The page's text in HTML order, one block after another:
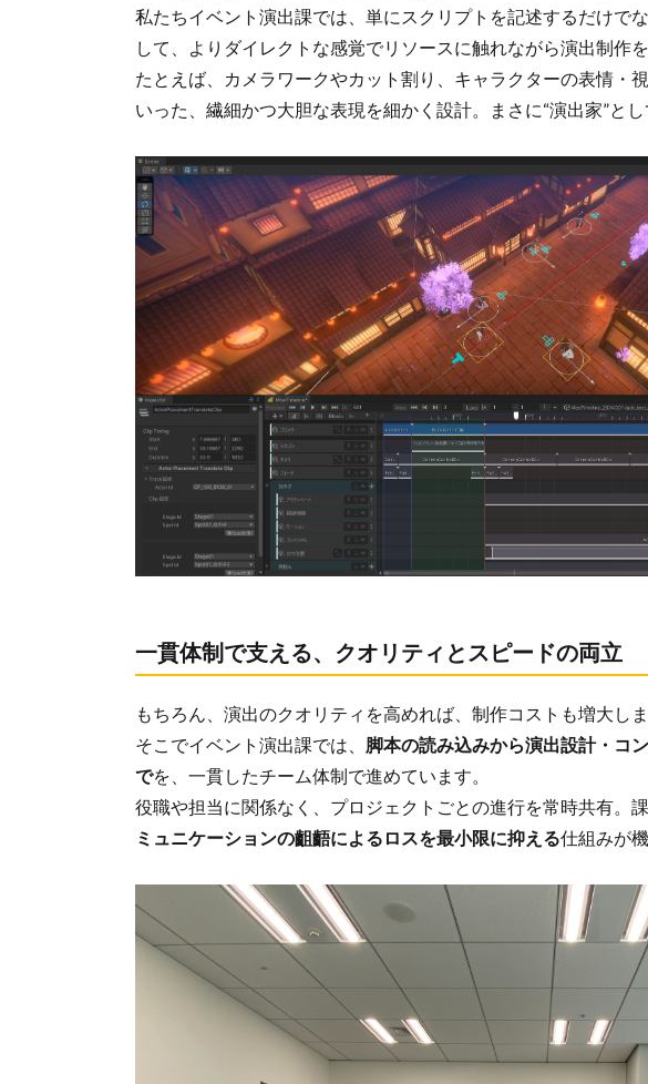
私たちイベント演出課では、単にスクリプトを記述するだけで
して、よりダイレクトな感覚でリソースに触れながら演出制作を
たとえば、カメラワークやカット割り、キャラクターの表情・
いった、繊細かつ大胆な表現を細かく設計。まさに“演出家”と
一貫体制で支える、クオリティとスピードの両立
もちろん、演出のクオリティを高めれば、制作コストも増大しま
そこでイベント演出課では、 脚本の読み込みから演出設計・コ
でを、一貫したチーム体制で進めています。
役職や担当に関係なく、プロジェクトごとの進行を常時共有。
ミュニケーションの齟齬によるロスを最小限に抑える仕組みが